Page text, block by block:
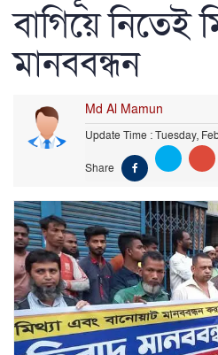
বাগিয়ে নিতেই
মানববন্ধন
Md Al Mamun
Update Time : Tuesday,
Share